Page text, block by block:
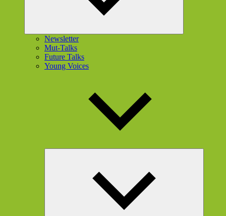
Newsletter
Mut-Talks
Future Talks
Young Voices